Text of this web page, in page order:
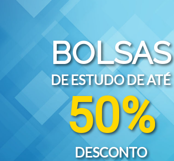
BOLSAS
DE ESTUDO DE ATÉ
50%
DESCONTO